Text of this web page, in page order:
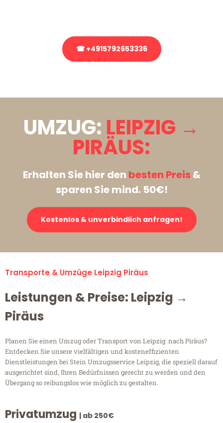
☎ +4915792653336
UMZUG: LEIPZIG →
PIRÄUS:
Erhalten Sie hier den besten Preis&
sparen Sie mind. 50€!
Kostenlos & unverbindlich anfragen!
Transporte & Umzüge Leipzig Piräus
Leistungen & Preise: Leipzig →
Piräus
Planen Sie einen Umzug oder Transport von Leipzig nach Piräus?
Entdecken Sie unsere vielfältigen und kosteneffizienten
Dienstleistungen bei Stein Umzugsservice Leipzig, die speziell darauf
ausgerichtet sind, Ihren Bedürfnissen gerecht zu werden und den
Übergang so reibungslos wie möglich zu gestalten.
Privatumzug | ab 250€